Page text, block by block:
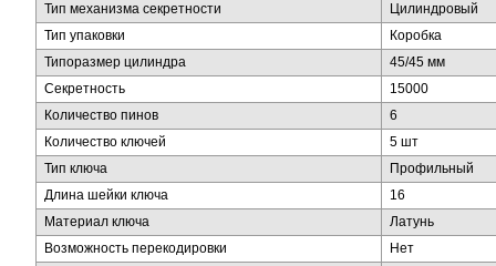
Тип механизма секретности
Цилиндровый
Тип упаковки
Коробка
Типоразмер цилиндра
45/45 мм
Секретность
15000
Количество пинов
6
Количество ключей
5 шт
Тип ключа
Профильный
Длина шейки ключа
16
Материал ключа
Латунь
Возможность перекодировки
Нет